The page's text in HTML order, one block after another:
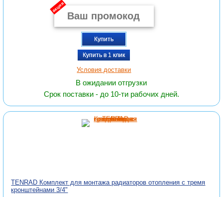
акция
Купить
Купить в 1 клик
Условия доставки
В ожидании отгрузки
Срок поставки - до 10-ти рабочих дней.
TENRAD Комплект для монтажа радиаторов отопления с тремя
кронштейнами 3/4"